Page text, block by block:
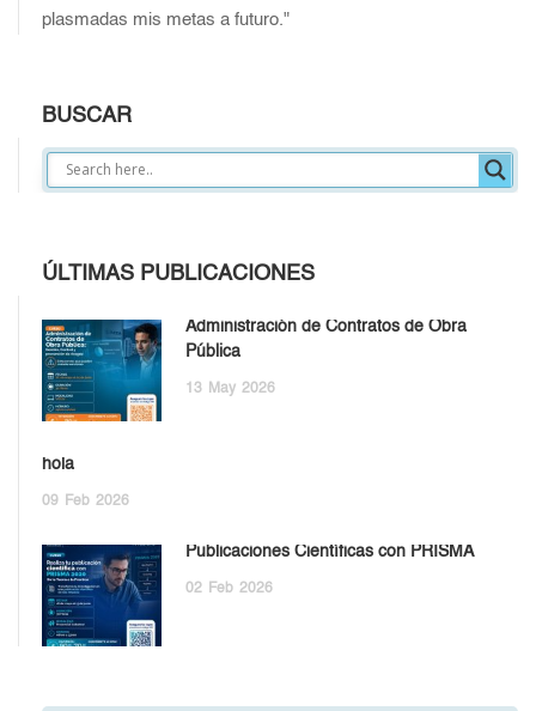
plasmadas mis metas a futuro."
BUSCAR
ÚLTIMAS PUBLICACIONES
Administración de Contratos de Obra
Pública
13 May 2026
hola
09 Feb 2026
Publicaciones Científicas con PRISMA
02 Feb 2026